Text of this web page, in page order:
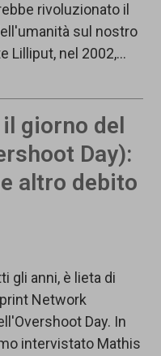
rivoluzionato il
sul nostro
Lilliput, nel 2002,…
giorno del
Day):
altro debito
gli anni, è lieta di
Network
Day. In
intervistato Mathis